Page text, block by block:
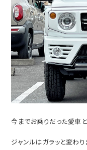
今までお乗りだった愛車と
ジャンルはガラッと変わり